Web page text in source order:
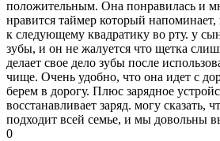
положительным. Она понравилась и
нравится таймер который напоминает,
к следующему квадратику во рту. у
зубы, и он не жалуется что щетка
делает свое дело зубы после
чище. Очень удобно, что она идет с
берем в дорогу. Плюс зарядное
восстанавливает заряд. могу сказать,
подходит всей семье, и мы довольны
0